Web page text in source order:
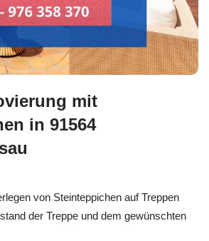
mit
in 91564
von Steinteppichen auf Treppen
der Treppe und dem gewünschten